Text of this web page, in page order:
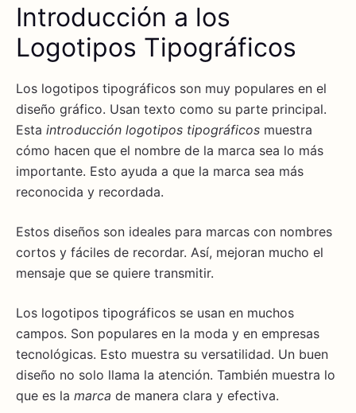
Introducción a los
Logotipos Tipográficos
Los logotipos tipográficos son muy populares en el
diseño gráfico. Usan texto como su parte principal.
Esta introducción logotipos tipográficos muestra
cómo hacen que el nombre de la marca sea lo más
importante. Esto ayuda a que la marca sea más
reconocida y recordada.
Estos diseños son ideales para marcas con nombres
cortos y fáciles de recordar. Así, mejoran mucho el
mensaje que se quiere transmitir.
Los logotipos tipográficos se usan en muchos
campos. Son populares en la moda y en empresas
tecnológicas. Esto muestra su versatilidad. Un buen
diseño no solo llama la atención. También muestra lo
que es la marca de manera clara y efectiva.